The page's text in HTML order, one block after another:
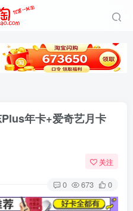
年卡+爱奇艺月卡
关注
0 673 0